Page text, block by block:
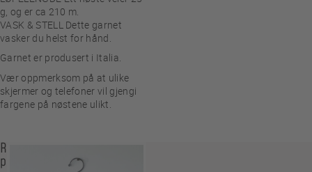
g, og er ca 210 m.
VASK & STELL Dette garnet
vasker du helst for hånd.
Garnet er produsert i Italia.
Vær oppmerksom på at ulike
skjermer og telefoner vil gjengi
fargene på nøstene ulikt.
Relaterte
produkter